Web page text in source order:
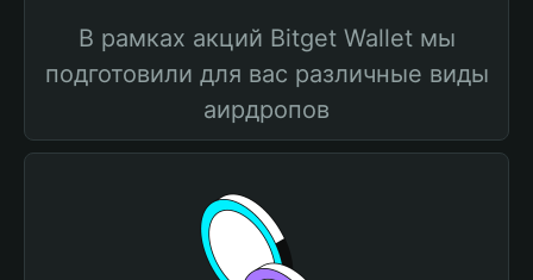
В рамках акций Bitget Wallet мы
подготовили для вас различные виды
аирдропов